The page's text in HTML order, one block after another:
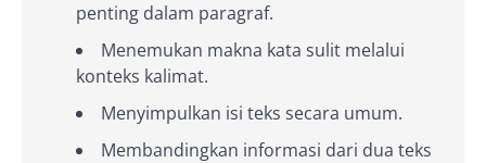
penting dalam paragraf.
Menemukan makna kata sulit melalui
konteks kalimat.
Menyimpulkan isi teks secara umum.
Membandingkan informasi dari dua teks